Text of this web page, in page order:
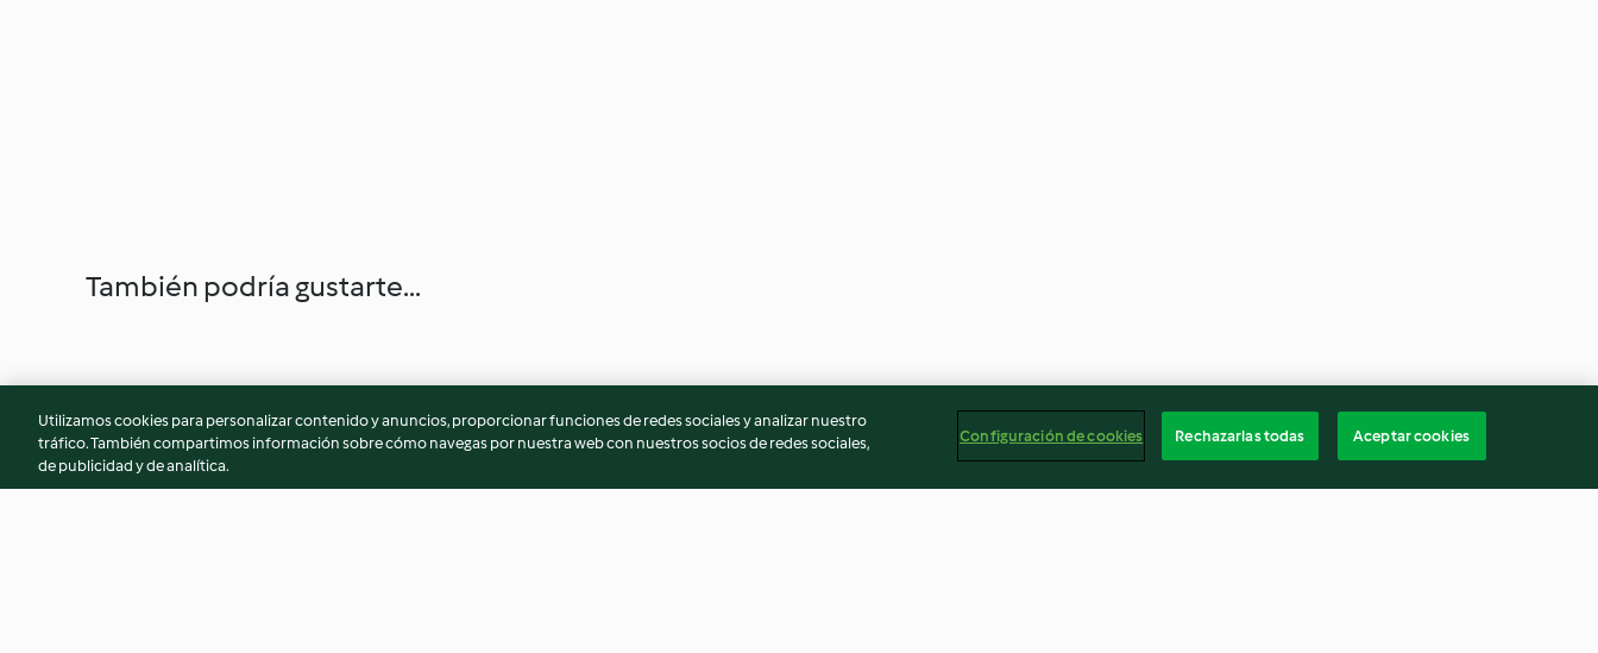
También podría gustarte...
Utilizamos cookies para personalizar contenido y anuncios, proporcionar funciones de redes sociales y analizar nuestro
tráfico. También compartimos información sobre cómo navegas por nuestra web con nuestros socios de redes sociales,
de publicidad y de analítica.
Configuración de cookies Rechazarlas todas Aceptar cookies